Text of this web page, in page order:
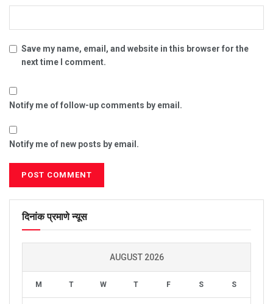
Save my name, email, and website in this browser for the
next time I comment.
Notify me of follow-up comments by email.
Notify me of new posts by email.
दिनांक प्रमाणे न्यूस
AUGUST 2026
M T W T F S S